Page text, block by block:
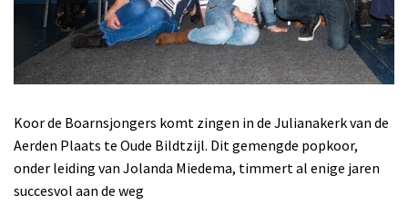
Koor de Boarnsjongers komt zingen in de Julianakerk van de
Aerden Plaats te Oude Bildtzijl. Dit gemengde popkoor,
onder leiding van Jolanda Miedema, timmert al enige jaren
succesvol aan de weg